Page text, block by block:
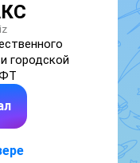
городской